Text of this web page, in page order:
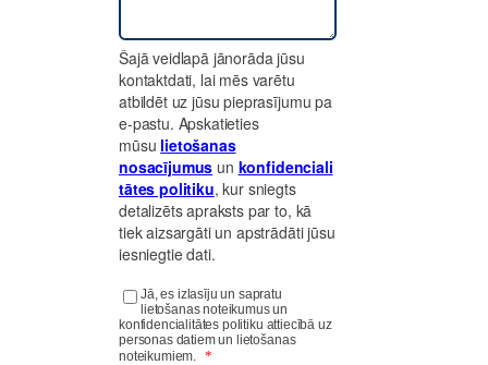
Šajā veidlapā jānorāda jūsu
kontaktdati, lai mēs varētu
atbildēt uz jūsu pieprasījumu pa
e-pastu. Apskatieties
mūsu lietošanas
nosacījumus un konfidenciali
tātes politiku, kur sniegts
detalizēts apraksts par to, kā
tiek aizsargāti un apstrādāti jūsu
iesniegtie dati.
Jā, es izlasīju un sapratu
lietošanas noteikumus un
konfidencialitātes politiku attiecībā uz
personas datiem un lietošanas
noteikumiem. *